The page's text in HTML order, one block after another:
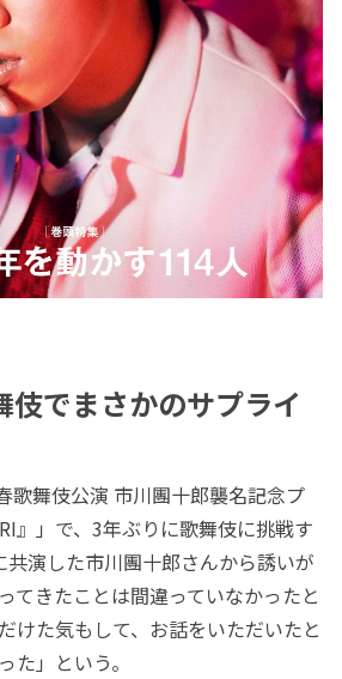
伎でまさかのサプライ
歌舞伎公演 市川團十郎襲名記念プ
』」で、3年ぶりに歌舞伎に挑戦す
共演した市川團十郎さんから誘いが
てきたことは間違っていなかったと
けた気もして、お話をいただいたと
た」という。